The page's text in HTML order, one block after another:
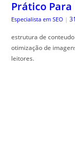
Prático
Especialista em SEO |
estrutura de
otimização de
leitores.